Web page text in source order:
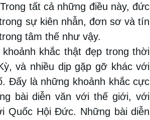
tất cả những điều này, đức
sự kiên nhẫn, đơn sơ và tín
tâm thế như vậy.
khắc thật đẹp trong thời
và nhiều dịp gặp gỡ khác với
Đấy là những khoảnh khắc cực
bài diễn văn với thế giới, với
Quốc Hội Đức. Những bài diễn